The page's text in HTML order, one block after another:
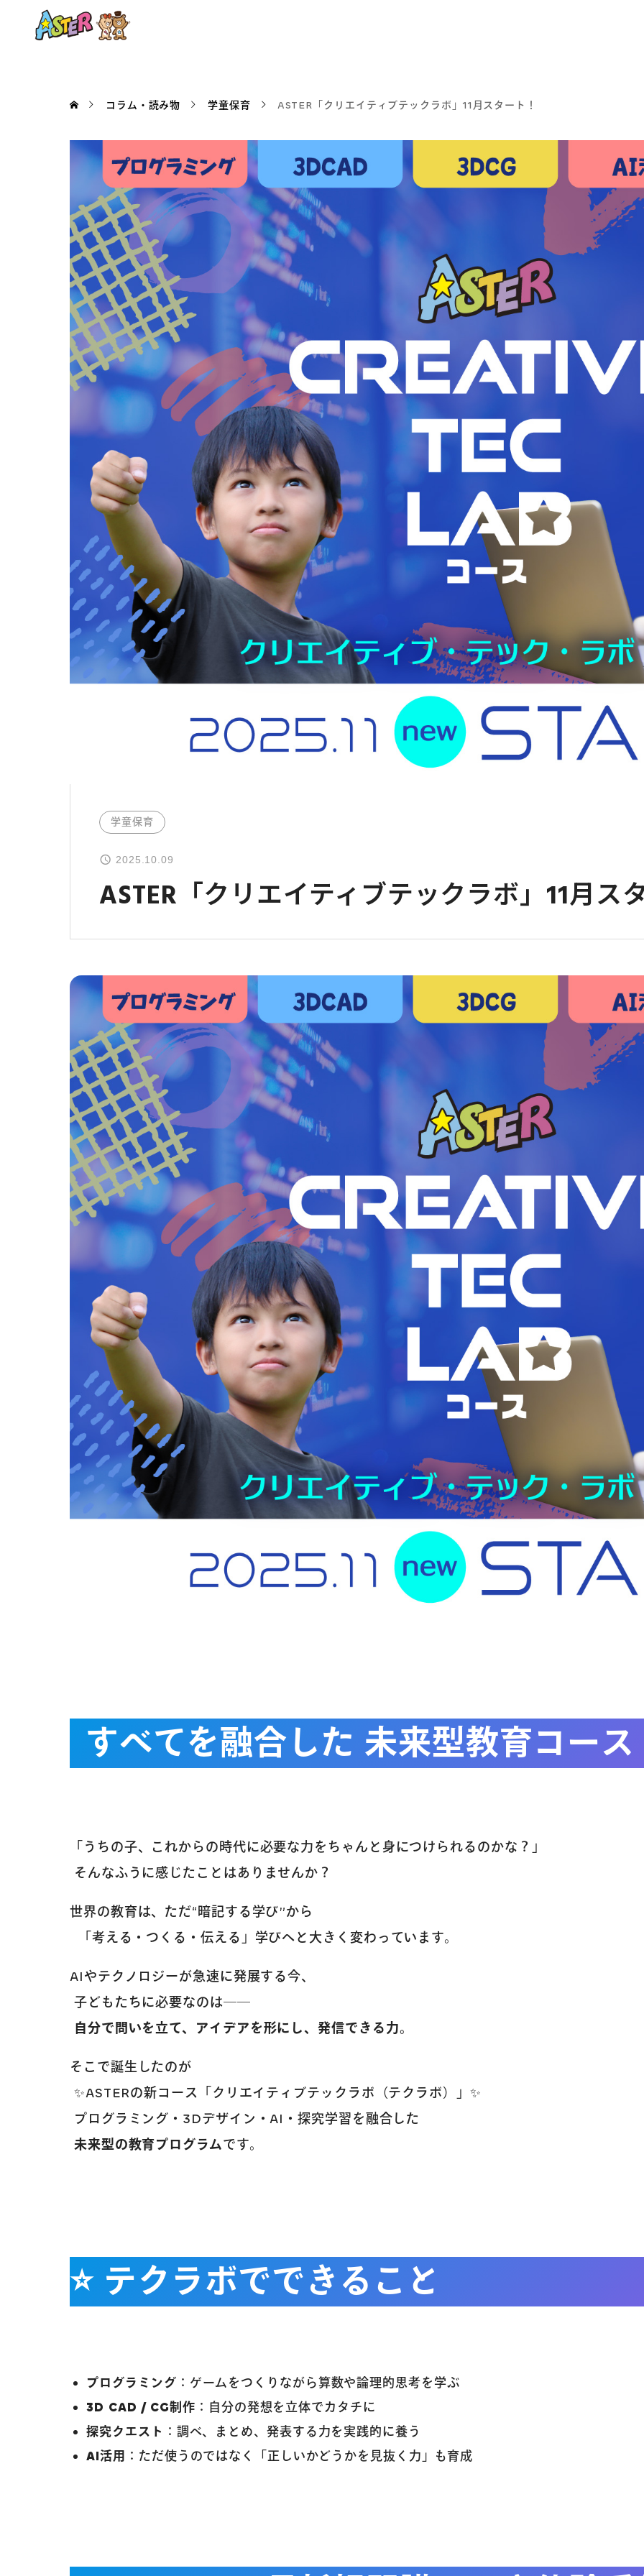
トップページ
コース案内
英会話（未就学児）
生徒・保護者
スタッフ紹介
お問い合わせ
団体向け出張
コラム・読み物 学童保育 ASTER「クリエイティブテックラボ」11月スタート！
学童保育
2025.10.09
ASTER「クリエイティブテックラボ」11月ス
すべてを融合した 未来型教育コー
「うちの子、これからの時代に必要な力をちゃんと身につけられるのかな？」
そんなふうに感じたことはありませんか？
世界の教育は、ただ“暗記する学び”から
「考える・つくる・伝える」学びへと大きく変わっています。
AIやテクノロジーが急速に発展する今、
子どもたちに必要なのは――
自分で問いを立て、アイデアを形にし、発信できる力。
そこで誕生したのが
✨ASTERの新コース「クリエイティブテックラボ（テクラボ）」✨
プログラミング・3Dデザイン・AI・探究学習を融合した
未来型の教育プログラムです。
⭐️ テクラボでできること
プログラミング ：ゲームをつくりながら算数や論理的思考を学ぶ
3D CAD / CG制作 ：自分の発想を立体でカタチに
探究クエスト ：調べ、まとめ、発表する力を実践的に養う
AI活用 ：ただ使うのではなく「正しいかどうかを見抜く力」も育成